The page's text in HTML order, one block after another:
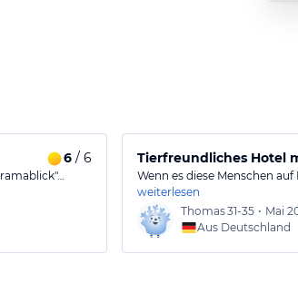
6 / 6 Tierfreundliches Hotel
Wenn es diese Menschen
weiterlesen
Thomas31-35 • Mai
Aus Deutschland